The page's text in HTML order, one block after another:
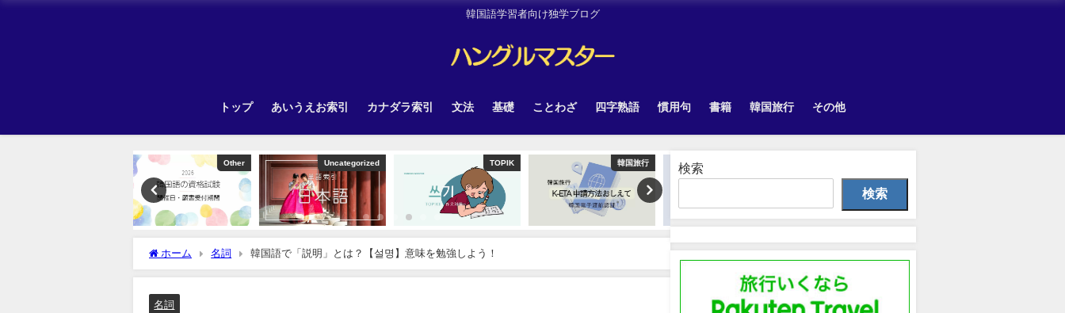
韓国語学習者向け独学ブログ
トップ あいうえお索引 カナダラ索引 文法 基礎 ことわざ 四字熟語 慣用句 書籍 韓国旅行 その他
Uncategorized TOPIK 韓国旅行 韓国旅行
ホーム 名詞 韓国語で「説明」とは？【설명】意味を勉強しよう！
名詞
検索
検索